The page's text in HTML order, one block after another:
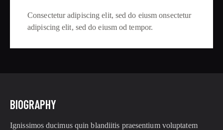
Consectetur adipiscing elit, sed do eiusm onsectetur
adipiscing elit, sed do eiusm od tempor.
BIOGRAPHY
Ignissimos ducimus quin blandiitis praesentium voluptatem